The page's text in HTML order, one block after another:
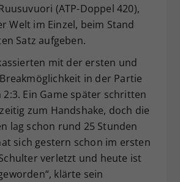
(ATP-Doppel 420),
Welt im Einzel, beim Stand
Satz aufgeben.
mit der ersten und
in der Partie
2:3. Ein Game später schritten
zum Handshake, doch die
lag schon rund 25 Stunden
sich gestern schon im ersten
verletzt und heute ist
klärte sein